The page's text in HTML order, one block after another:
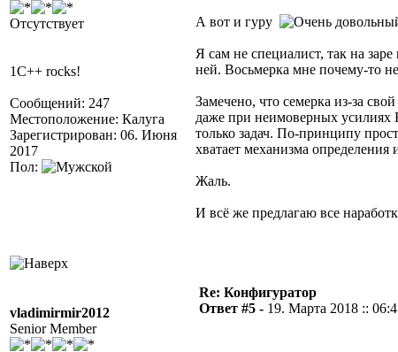
Отсутствует
1C++ rocks!
Сообщений: 247
Местоположение: Калуга
Зарегистрирован: 06. Июня
2017
Пол:
А вот и гуру
Я сам не специалист, так на
ней. Восьмерка мне почему-то
Замечено, что семерка из-за
даже при неимоверных усилиях
только задач. По-принципу
хватает механизма
Жаль.
И всё же предлагаю все
vladimirmir2012
Senior Member
Re: Конфигуратор
Ответ #5 - 19. Марта 2018 ::